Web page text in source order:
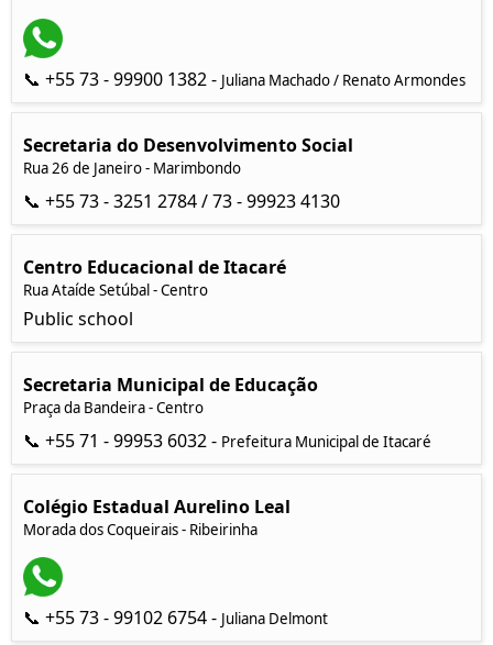
📞 +55 73 - 99900 1382 - Juliana Machado / Renato Armondes
Secretaria do Desenvolvimento Social
Rua 26 de Janeiro - Marimbondo
📞 +55 73 - 3251 2784 / 73 - 99923 4130
Centro Educacional de Itacaré
Rua Ataíde Setúbal - Centro
Public school
Secretaria Municipal de Educação
Praça da Bandeira - Centro
📞 +55 71 - 99953 6032 - Prefeitura Municipal de Itacaré
Colégio Estadual Aurelino Leal
Morada dos Coqueirais - Ribeirinha
📞 +55 73 - 99102 6754 - Juliana Delmont